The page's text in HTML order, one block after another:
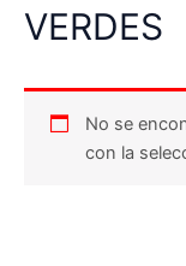
VERDES
No se
con la